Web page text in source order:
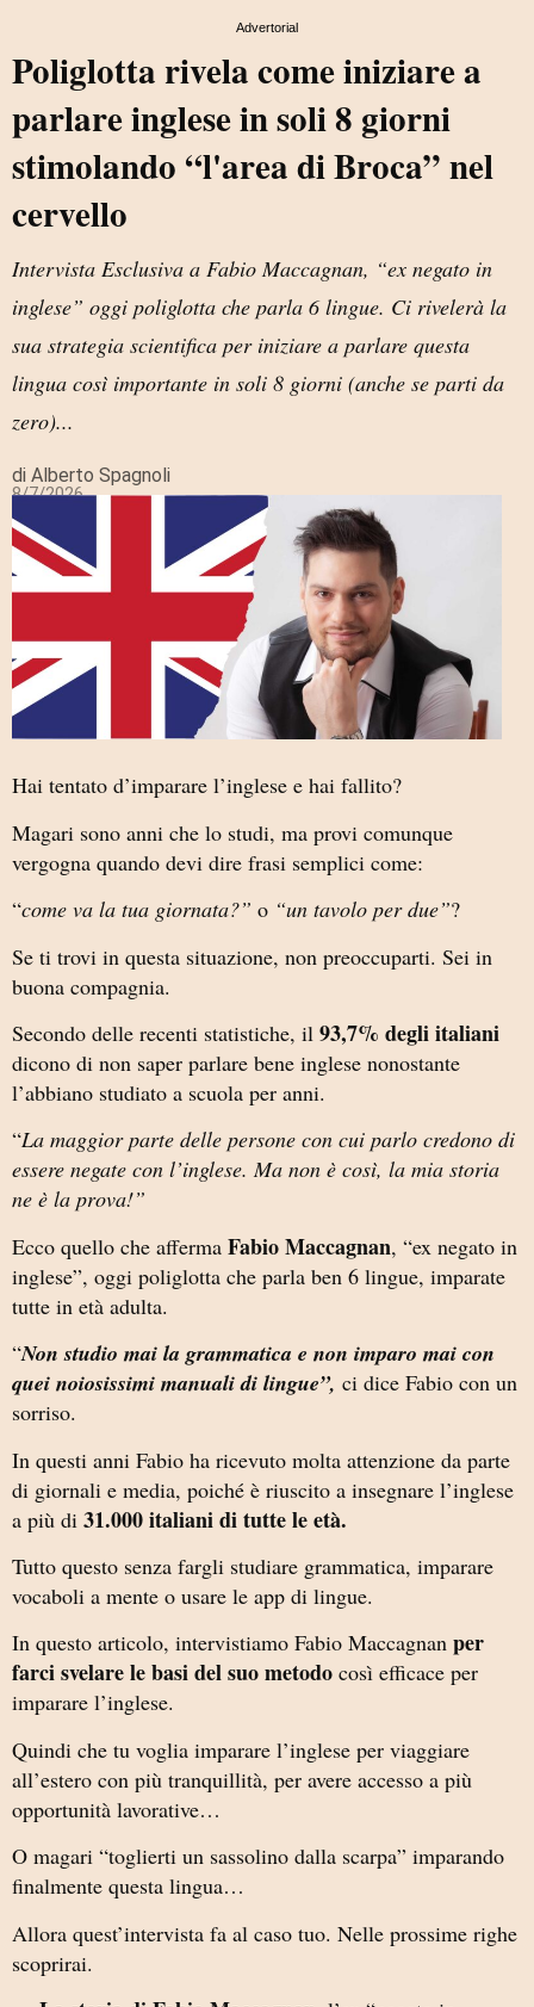
Advertorial
Poliglotta rivela come iniziare a
parlare inglese in soli 8 giorni
stimolando “l'area di Broca” nel
cervello
Intervista Esclusiva a Fabio Maccagnan, “ex negato in
inglese” oggi poliglotta che parla 6 lingue. Ci rivelerà la
sua strategia scientifica per iniziare a parlare questa
lingua così importante in soli 8 giorni (anche se parti da
zero)...
di Alberto Spagnoli
8/7/2026
Hai tentato d’imparare l’inglese e hai fallito?
Magari sono anni che lo studi, ma provi comunque
vergogna quando devi dire frasi semplici come:
“come va la tua giornata?” o “un tavolo per due”?
Se ti trovi in questa situazione, non preoccuparti. Sei in
buona compagnia.
Secondo delle recenti statistiche, il 93,7% degli italiani
dicono di non saper parlare bene inglese nonostante
l’abbiano studiato a scuola per anni.
“La maggior parte delle persone con cui parlo credono di
essere negate con l’inglese. Ma non è così, la mia storia
ne è la prova!”
Ecco quello che afferma Fabio Maccagnan, “ex negato in
inglese”, oggi poliglotta che parla ben 6 lingue, imparate
tutte in età adulta.
“Non studio mai la grammatica e non imparo mai con
quei noiosissimi manuali di lingue”, ci dice Fabio con un
sorriso.
In questi anni Fabio ha ricevuto molta attenzione da parte
di giornali e media, poiché è riuscito a insegnare l’inglese
a più di 31.000 italiani di tutte le età.
Tutto questo senza fargli studiare grammatica, imparare
vocaboli a mente o usare le app di lingue.
In questo articolo, intervistiamo Fabio Maccagnan per
farci svelare le basi del suo metodo così efficace per
imparare l’inglese.
Quindi che tu voglia imparare l’inglese per viaggiare
all’estero con più tranquillità, per avere accesso a più
opportunità lavorative…
O magari “toglierti un sassolino dalla scarpa” imparando
finalmente questa lingua…
Allora quest’intervista fa al caso tuo. Nelle prossime righe
scoprirai.